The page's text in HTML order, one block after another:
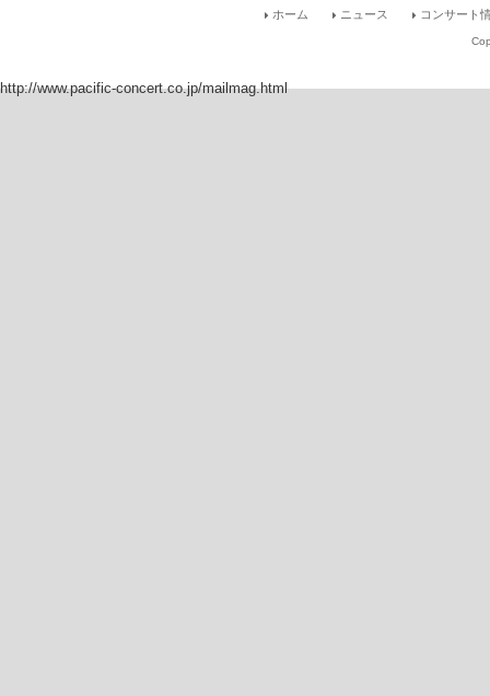
ホーム ニュース コンサート
http://www.pacific-concert.co.jp/mailmag.html